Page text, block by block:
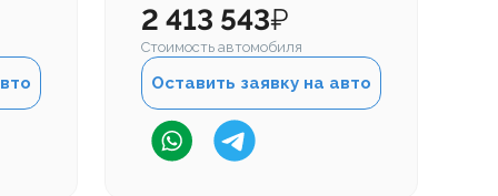
2 413 543₽
Стоимость автомобиля
Оставить заявку на авто